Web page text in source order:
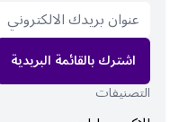
اشترك بالقائمة البريدية
التصنيفات